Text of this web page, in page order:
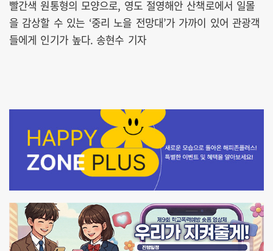
빨간색 원통형의 모양으로, 영도 절영해안 산책로에서 일몰
을 감상할 수 있는 ‘중리 노을 전망대’가 가까이 있어 관광객
들에게 인기가 높다. 송현수 기자